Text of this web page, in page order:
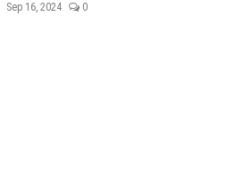
Sep 16, 2024 0